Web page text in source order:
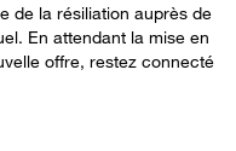
de la résiliation auprès de
En attendant la mise en
offre, restez connecté